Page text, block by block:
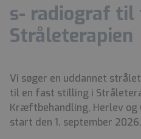
s- radiograf
Stråleterapien
Vi søger en uddannet
til en fast stilling i
Kræftbehandling, Herlev og
start den 1. september 2026.